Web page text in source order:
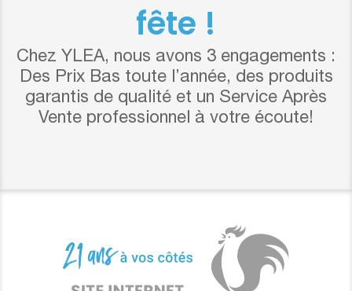
fête !
Chez YLEA, nous avons 3 engagements :
Des Prix Bas toute l’année, des produits
garantis de qualité et un Service Après
Vente professionnel à votre écoute!